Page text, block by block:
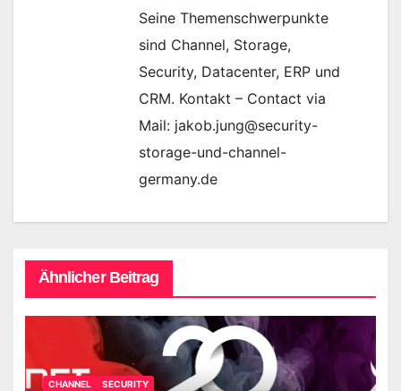
Seine Themenschwerpunkte
sind Channel, Storage,
Security, Datacenter, ERP und
CRM. Kontakt – Contact via
Mail: jakob.jung@security-
storage-und-channel-
germany.de
Ähnlicher Beitrag
CHANNEL SECURITY